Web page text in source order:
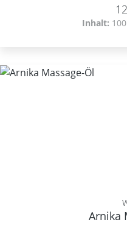
Inhalt:
Arnika